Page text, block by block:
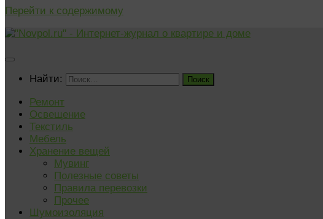
Перейти к содержимому
Найти:
Ремонт
Освещение
Текстиль
Мебель
Хранение вещей
Мувинг
Полезные советы
Правила перевозки
Прочее
Шумоизоляция